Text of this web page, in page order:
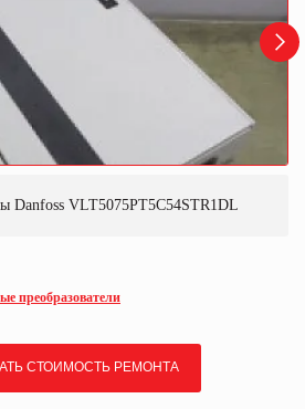
Danfoss VLT5075PT5C54STR1DL
преобразователи
СТОИМОСТЬ РЕМОНТА